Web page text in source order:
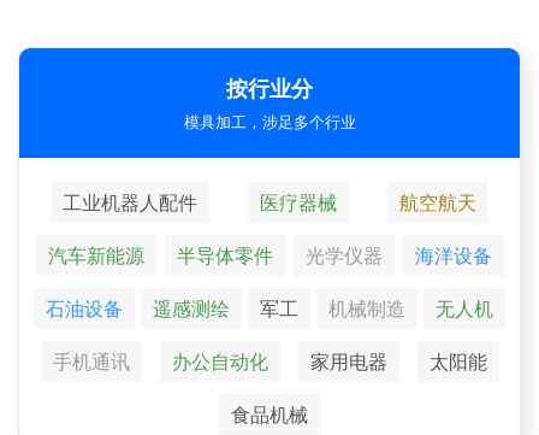
按行业分
模具加工，涉足多个行业
工业机器人配件 医疗器械
航空航天
汽车新能源
半导体零件 光学仪器
海洋设备
石油设备
遥感测绘 军工 机械制造
无人机
手机通讯
办公自动化 家用电器
太阳能
食品机械